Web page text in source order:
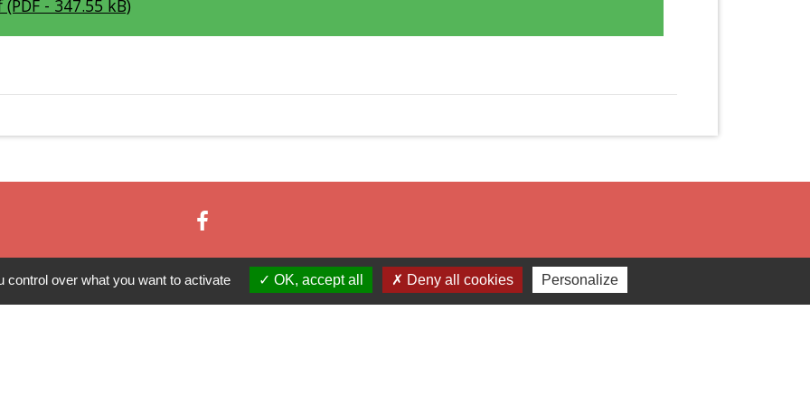
- 347.55 kB)
Liens
over what you want to activate OK, accept all Deny all cookies Personalize